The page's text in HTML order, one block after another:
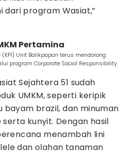
dari program Wasiat,”
Pertamina
Unit Balikpapan terus mendorong
program Corporate Social Responsibility
Sejahtera 51 sudah
UMKM, seperti keripik
bayam brazil, dan minuman
kunyit. Dengan hasil
menambah lini
dan olahan tanaman